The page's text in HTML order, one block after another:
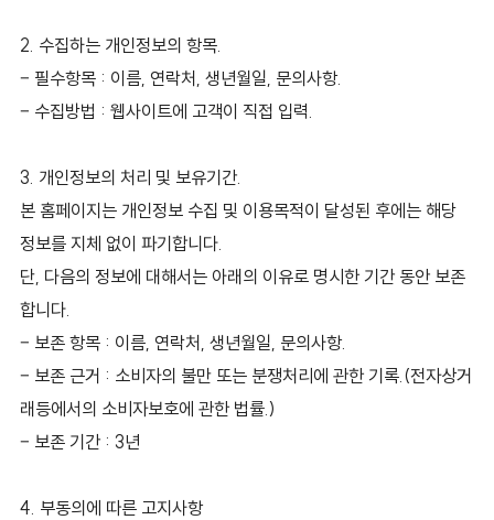
2. 수집하는 개인정보의 항목.
– 필수항목 : 이름, 연락처, 생년월일, 문의사항.
– 수집방법 : 웹사이트에 고객이 직접 입력.
3. 개인정보의 처리 및 보유기간.
본 홈페이지는 개인정보 수집 및 이용목적이 달성된 후에는 해당
정보를 지체 없이 파기합니다.
단, 다음의 정보에 대해서는 아래의 이유로 명시한 기간 동안 보존
합니다.
– 보존 항목 : 이름, 연락처, 생년월일, 문의사항.
– 보존 근거 : 소비자의 불만 또는 분쟁처리에 관한 기록.(전자상거
래등에서의 소비자보호에 관한 법률.)
– 보존 기간 : 3년
4. 부동의에 따른 고지사항